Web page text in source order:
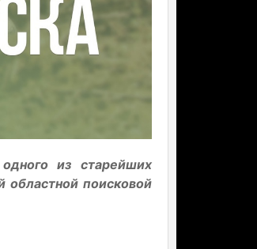
из старейших
областной поисковой